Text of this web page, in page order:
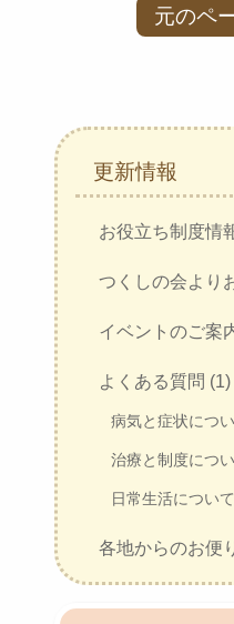
元のペ
更新情報
お役立ち制度情
つくしの会より
イベントのご案
よくある質問 (1)
病気と症状につ
治療と制度につ
日常生活につい
各地からのお便